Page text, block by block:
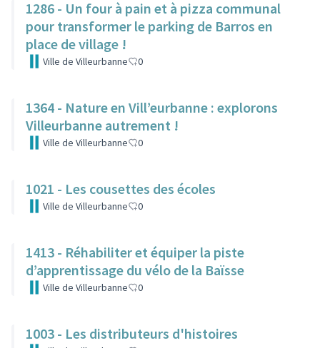
1286 - Un four à pain et à pizza communal
pour transformer le parking de Barros en
place de village !
Ville de Villeurbanne 0
1364 - Nature en Vill’eurbanne : explorons
Villeurbanne autrement !
Ville de Villeurbanne 0
1021 - Les cousettes des écoles
Ville de Villeurbanne 0
1413 - Réhabiliter et équiper la piste
d’apprentissage du vélo de la Baïsse
Ville de Villeurbanne 0
1003 - Les distributeurs d'histoires